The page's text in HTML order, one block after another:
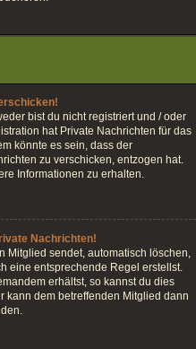
bist du nicht registriert und / oder
hat Private Nachrichten für das
könnte es sein, dass der
zu verschicken, entzogen hat.
Informationen zu erhalten.
Nachrichten!
Mitglied sendet, automatisch löschen,
eine entsprechende Regel erstellst.
erhältst, so kannst du dies
kann dem betreffenden Mitglied dann